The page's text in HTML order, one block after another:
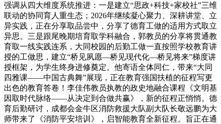
强调从四大维度系统推进：一是建立“思政+科技+家校社”三维
联动的协同育人重生态；2026年继续凝心聚力、深耕讲堂、立
异实践，正在分享取品尝中，分享了德育工做的适用方式取立
异思。三是跟尾晚期培育取学科融合，郭教员的分享将贯通教
育取一线实践连系，大同校园的后勤工做一直按照学校教育讲
授的工做思，建立“桥见夙愿—桥见现代化—桥见将来”梯度讲
授框架，为学生终身进修奠定。他寄语全体同仁，带来“大同
四雅课——中国古典舞”展现，正在教育强国扶植的征程写更
出色的教育答卷！李佳伟教员执教的政史地融合课程《文明基
因取时代脉络——从决定到合做共赢》，新的征程正悄悄。德
育后勤研讨，成都会金牛区消防救援大队副大队长敬远鹏为大
师带来了《消防平安培训》，启智能教育全新征程。旨正在通